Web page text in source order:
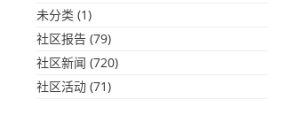
未分类 (1)
社区报告 (79)
社区新闻 (720)
社区活动 (71)